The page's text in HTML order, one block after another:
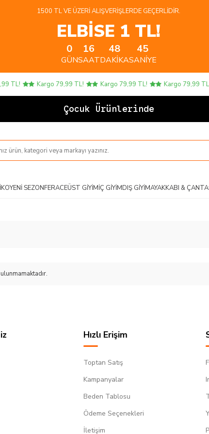
1500 TL VE ÜZERI ALIŞVERIŞLERDE GEÇERLIDIR.
ELBİSE 1 TL!
0
GÜN
16
SAAT
48
DAKIKA
45
SANIYE
TL! Kargo 79,99 TL! Kargo 79,99 TL! Kargo 79,99 TL!
Çocuk Ürünlerinde 4
YENI SEZONFERACEÜST GIYIMİÇ GIYIMDIŞ GIYIMAYAKKABI & ÇANTA
Hızlı Erişim
Toptan Satış
Kampanyalar
Beden Tablosu
Ödeme Seçenekleri
İletişim